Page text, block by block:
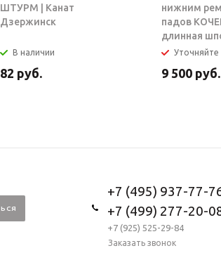
ШТУРМ | Канат
Дзержинск
В наличии
82 руб.
нижним
падов
длинная
Уточняйте
9 500 руб.
+7 (495) 937-77-
+7 (499) 277-20-
+7 (925) 525-29-84
Заказать звонок